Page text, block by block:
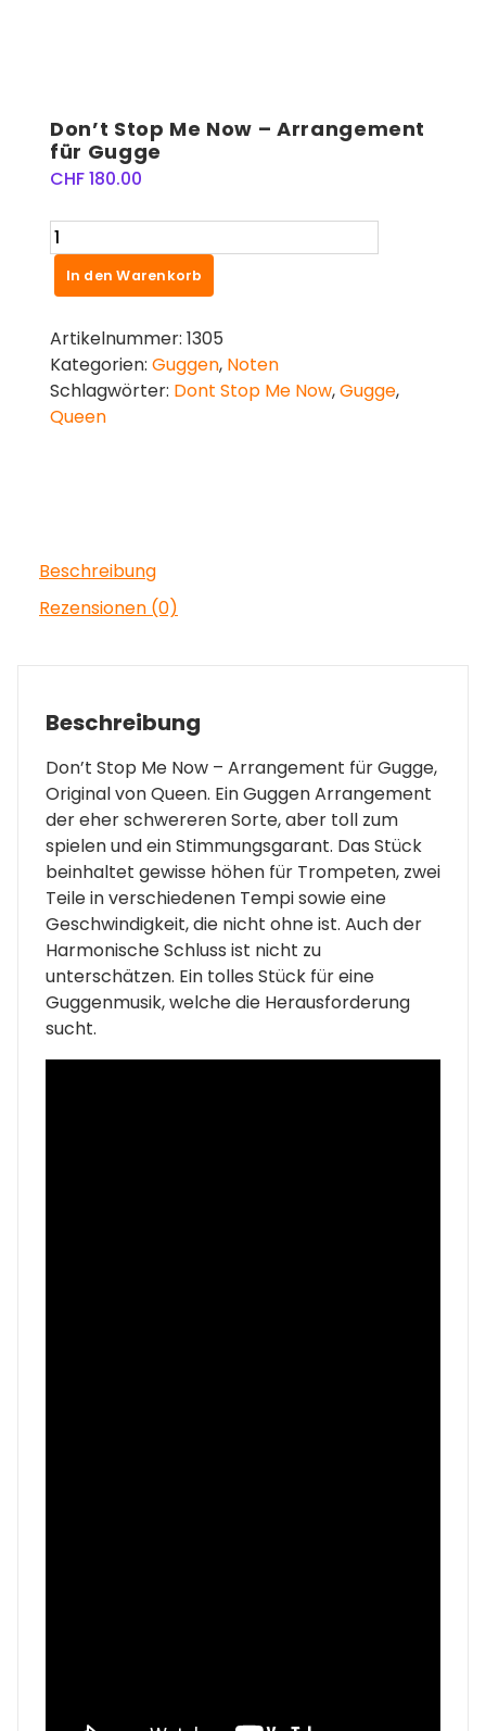
Don’t Stop Me Now – Arrangement
für Gugge
CHF180.00
Don't
Stop
Me
-
Arrangement
für
Gugge
In den Warenkorb
Artikelnummer: 1305
Kategorien: Guggen, Noten
Schlagwörter: Dont Stop Me Now,Gugge,
Queen
Beschreibung
Rezensionen (0)
Beschreibung
Don’t Stop Me Now – Arrangement für Gugge,
Original von Queen. Ein Guggen Arrangement
der eher schwereren Sorte, aber toll zum
spielen und ein Stimmungsgarant. Das Stück
beinhaltet gewisse höhen für Trompeten, zwei
Teile in verschiedenen Tempi sowie eine
Geschwindigkeit, die nicht ohne ist. Auch der
Harmonische Schluss ist nicht zu
unterschätzen. Ein tolles Stück für eine
Guggenmusik, welche die Herausforderung
sucht.